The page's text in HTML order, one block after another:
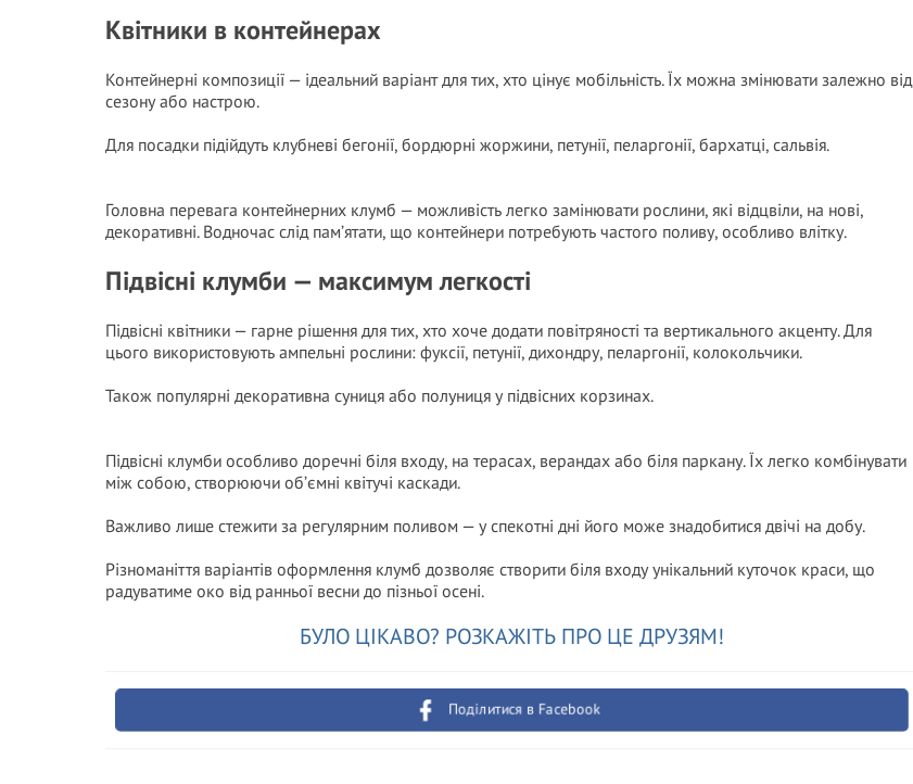
Квітники в контейнерах
Контейнерні композиції — ідеальний варіант для тих, хто цінує мобільність. Їх можна змінювати залежно від
сезону або настрою.
Для посадки підійдуть клубневі бегонії, бордюрні жоржини, петунії, пеларгонії, бархатці, сальвія.
Головна перевага контейнерних клумб — можливість легко замінювати рослини, які відцвіли, на нові,
декоративні. Водночас слід пам’ятати, що контейнери потребують частого поливу, особливо влітку.
Підвісні клумби — максимум легкості
Підвісні квітники — гарне рішення для тих, хто хоче додати повітряності та вертикального акценту. Для
цього використовують ампельні рослини: фуксії, петунії, дихондру, пеларгонії, колокольчики.
Також популярні декоративна суниця або полуниця у підвісних корзинах.
Підвісні клумби особливо доречні біля входу, на терасах, верандах або біля паркану. Їх легко комбінувати
між собою, створюючи об’ємні квітучі каскади.
Важливо лише стежити за регулярним поливом — у спекотні дні його може знадобитися двічі на добу.
Різноманіття варіантів оформлення клумб дозволяє створити біля входу унікальний куточок краси, що
радуватиме око від ранньої весни до пізньої осені.
БУЛО ЦІКАВО? РОЗКАЖІТЬ ПРО ЦЕ ДРУЗЯМ!
Поділитися в Facebook